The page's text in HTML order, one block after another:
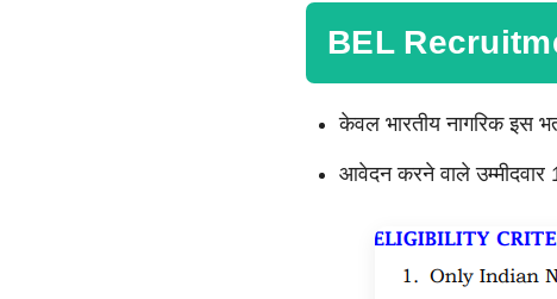
BEL
केवल भारतीय नागरिक इस
आवेदन करने वाले उम्मीदवार